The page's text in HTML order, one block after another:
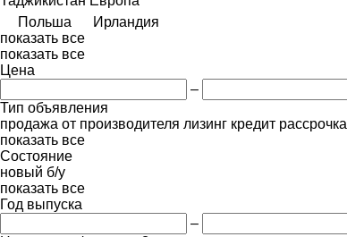
Польша
Ирландия
показать все
показать все
Цена
–
Тип объявления
продажа от производителя лизинг кредит рассрочка
показать все
Состояние
новый б/у
показать все
Год выпуска
–